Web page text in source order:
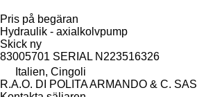
Pris på begäran
Hydraulik - axialkolvpump
Skick ny
83005701 SERIAL N223516326
Italien, Cingoli
R.A.O. DI POLITA ARMANDO & C. SAS